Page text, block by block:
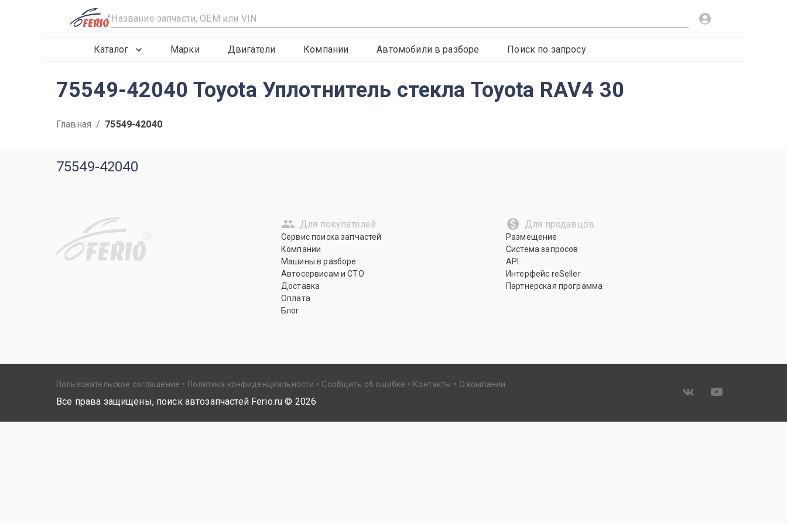
R
Каталог Марки Двигатели Компании Автомобили в разборе Поиск по запросу
75549-42040 Toyota Уплотнитель стекла Toyota RAV4 30
Главная / 75549-42040
75549-42040
R
Для покупателей
Сервис поиска запчастей
Компании
Машины в разборе
Автосервисам и СТО
Доставка
Оплата
Блог
Для продавцов
Размещение
Система запросов
API
Интерфейс reSeller
Партнерская программа
Пользовательское соглашение Политика конфиденциальности Сообщить об ошибке Контакты О компании
Все права защищены, поиск автозапчастей Ferio.ru © 2026